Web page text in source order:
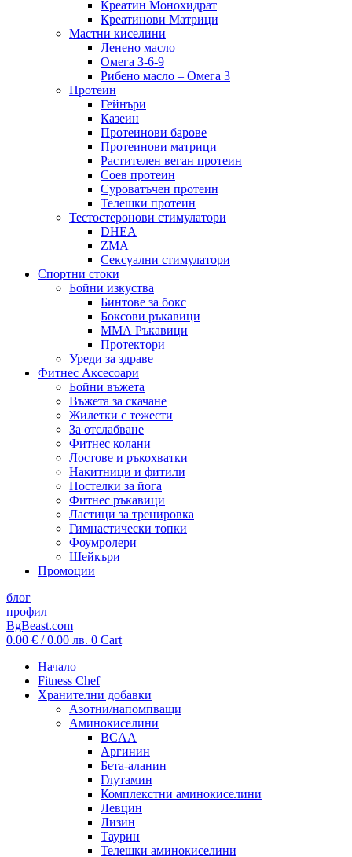
Креатин Монохидрат
Креатинови Матрици
Мастни киселини
Ленено масло
Омега 3-6-9
Рибено масло – Омега 3
Протеин
Гейнъри
Казеин
Протеинови барове
Протеинови матрици
Растителен веган протеин
Соев протеин
Суроватъчен протеин
Телешки протеин
Тестостеронови стимулатори
DHEA
ZMA
Сексуални стимулатори
Спортни стоки
Бойни изкуства
Бинтове за бокс
Боксови ръкавици
ММА Ръкавици
Протектори
Уреди за здраве
Фитнес Аксесоари
Бойни въжета
Въжета за скачане
Жилетки с тежести
За отслабване
Фитнес колани
Лостове и ръкохватки
Накитници и фитили
Постелки за йога
Фитнес ръкавици
Ластици за тренировка
Гимнастически топки
Фоумролери
Шейкъри
Промоции
блог
профил
BgBeast.com
0.00 € / 0.00 лв. 0 Cart
Начало
Fitness Chef
Хранителни добавки
Азотни/напомпващи
Аминокиселини
BCAA
Аргинин
Бета-аланин
Глутамин
Комплекстни аминокиселини
Левцин
Лизин
Таурин
Телешки аминокиселини